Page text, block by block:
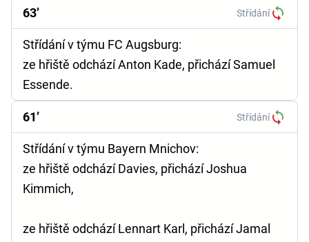
63’ Střídání
Střídání v týmu FC Augsburg:
ze hřiště odchází Anton Kade, přichází Samuel
Essende.
61’ Střídání
Střídání v týmu Bayern Mnichov:
ze hřiště odchází Davies, přichází Joshua
Kimmich,
ze hřiště odchází Lennart Karl, přichází Jamal